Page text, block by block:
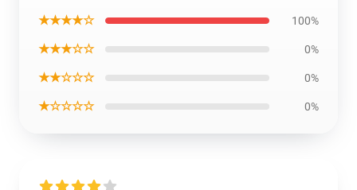
★★★★☆ 100%
★★★☆☆ 0%
★★☆☆☆ 0%
★☆☆☆☆ 0%